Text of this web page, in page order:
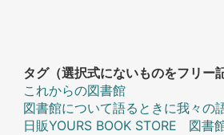
タグ（選択式にないものをフリー
これからの図書館
図書館について語るときに我々の
日販YOURS BOOK STORE
図書